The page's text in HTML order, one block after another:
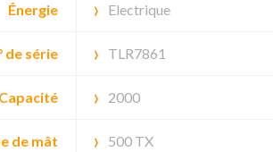
Énergie Electrique
de série TLR7861
Capacité 2000
de mât 500 TX